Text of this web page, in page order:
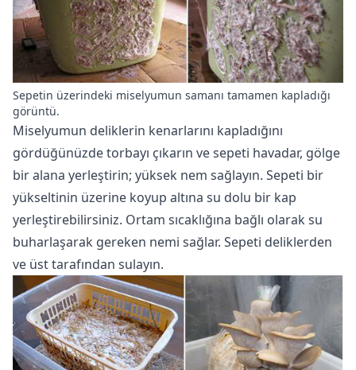
Sepetin üzerindeki miselyumun samanı tamamen kapladığı
görüntü.
Miselyumun deliklerin kenarlarını kapladığını
gördüğünüzde torbayı çıkarın ve sepeti havadar, gölge
bir alana yerleştirin; yüksek nem sağlayın. Sepeti bir
yükseltinin üzerine koyup altına su dolu bir kap
yerleştirebilirsiniz. Ortam sıcaklığına bağlı olarak su
buharlaşarak gereken nemi sağlar. Sepeti deliklerden
ve üst tarafından sulayın.